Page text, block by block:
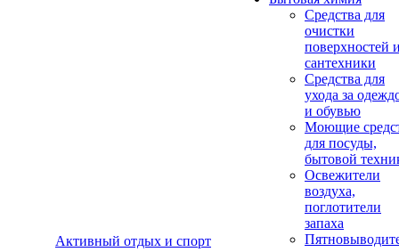
Активный отдых и спорт
Средства для
очистки
поверхностей
сантехники
Средства для
ухода за
и обувью
Моющие
для посуды,
бытовой
Освежители
воздуха,
поглотители
запаха